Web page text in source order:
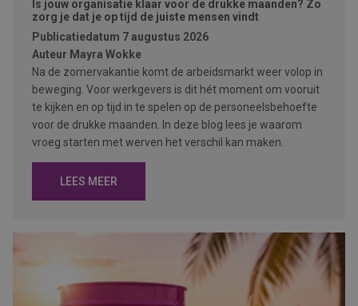
Is jouw organisatie klaar voor de drukke maanden? Zo
zorg je dat je op tijd de juiste mensen vindt
Publicatiedatum 7 augustus 2026
Auteur Mayra Wokke
Na de zomervakantie komt de arbeidsmarkt weer volop in
beweging. Voor werkgevers is dit hét moment om vooruit
te kijken en op tijd in te spelen op de personeelsbehoefte
voor de drukke maanden. In deze blog lees je waarom
vroeg starten met werven het verschil kan maken.
LEES MEER